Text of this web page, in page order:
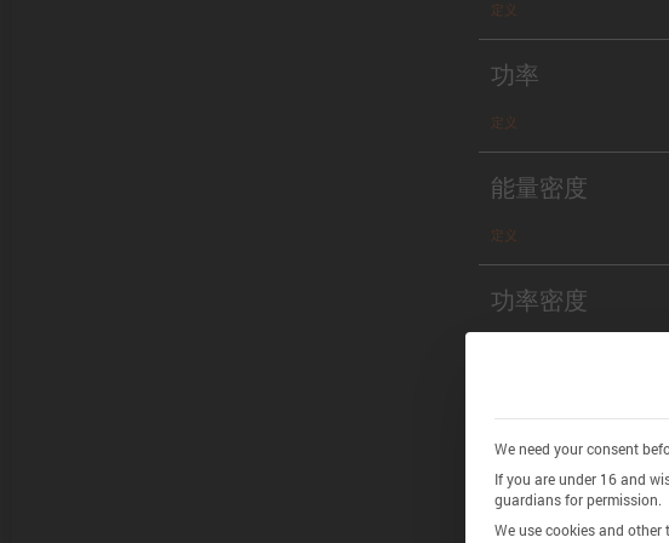
定义
功率
定义
能量密度
定义
功率密度
Chemistry
definition
We need your consent
If you are under 16 and
guardians for permission.
We use cookies and